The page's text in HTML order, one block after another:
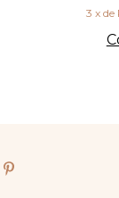
3 x de